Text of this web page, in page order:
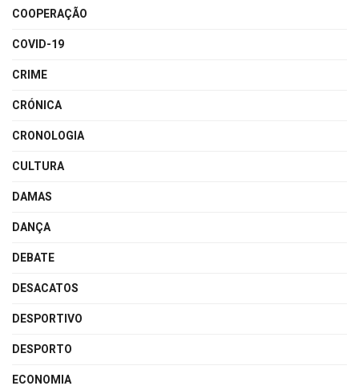
COOPERAÇÃO
COVID-19
CRIME
CRÓNICA
CRONOLOGIA
CULTURA
DAMAS
DANÇA
DEBATE
DESACATOS
DESPORTIVO
DESPORTO
ECONOMIA